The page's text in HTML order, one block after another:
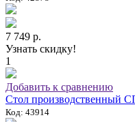
7 749 р.
Узнать скидку!
1
Добавить к сравнению
Стол производственный
Код: 43914